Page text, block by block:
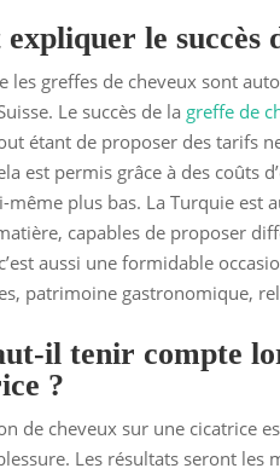
le succès
les greffes de cheveux sont
Le succès de la greffe de
étant de proposer des tarifs
est permis grâce à des coûts
plus bas. La Turquie est
capables de proposer
aussi une formidable
patrimoine gastronomique,
il tenir compte
?
de cheveux sur une cicatrice
Les résultats seront